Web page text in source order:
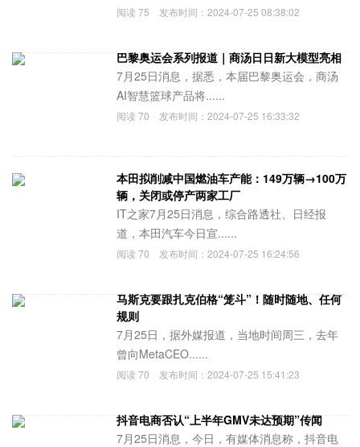
阅读75 发布时间：2024-07-25 08:38:02
巴黎奥运会系列报道｜商汤日日新大模型亮相
7月25日消息，据悉，本届巴黎奥运会，商汤
AI智慧篮球产品将......
阅读70 发布时间：2024-07-25 16:33:32
本田拟削减中国燃油车产能：149万辆→100万
辆，关闭或停产两家工厂
IT之家7月25日消息，综合路透社、日经报
道，本田汽车今日宣......
阅读70 发布时间：2024-07-25 16:24:56
马斯克要跟扎克伯格“笼斗”！随时随地、任何
规则
7月25日，据外媒报道，当地时间周三，去年
曾向MetaCEO......
阅读70 发布时间：2024-07-25 15:41:23
抖音电商否认“上半年GMV未达预期”传闻
7月25日消息，今日，有媒体消息称，抖音电